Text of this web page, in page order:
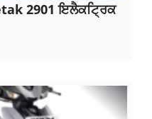
2901 ਇਲੈਕਟ੍ਰਿਕ